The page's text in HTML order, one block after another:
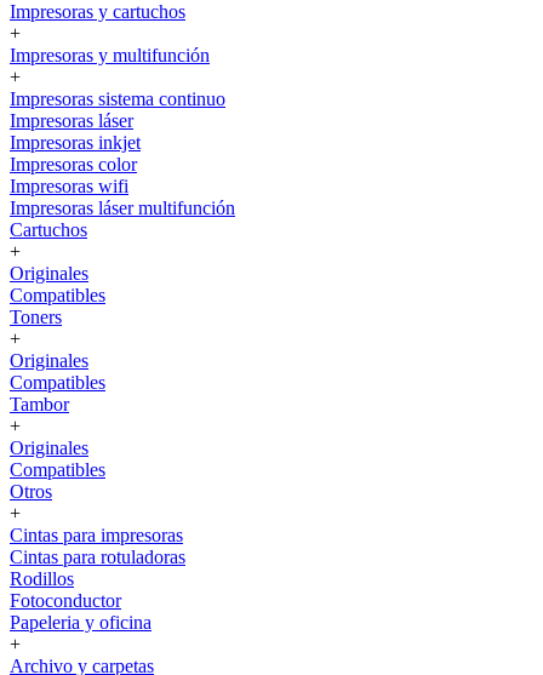
Impresoras y cartuchos
+
Impresoras y multifunción
+
Impresoras sistema continuo
Impresoras láser
Impresoras inkjet
Impresoras color
Impresoras wifi
Impresoras láser multifunción
Cartuchos
+
Originales
Compatibles
Toners
+
Originales
Compatibles
Tambor
+
Originales
Compatibles
Otros
+
Cintas para impresoras
Cintas para rotuladoras
Rodillos
Fotoconductor
Papeleria y oficina
+
Archivo y carpetas